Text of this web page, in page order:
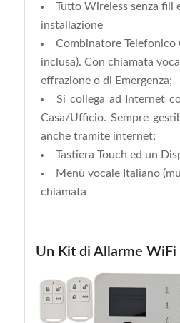
Tutto Wireless senza fili
installazione
Combinatore Telefonico
inclusa). Con chiamata
effrazione o di Emergenza;
Si collega ad Internet
Casa/Ufficio. Sempre
anche tramite internet;
Tastiera Touch ed un
Menù vocale Italiano
chiamata
Un Kit di Allarme